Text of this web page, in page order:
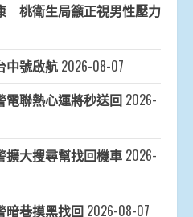
桃衛生局籲正視男性壓力
中號啟航 2026-08-07
聯熱心運將秒送回 2026-
大搜尋幫找回機車 2026-
巷摸黑找回 2026-08-07